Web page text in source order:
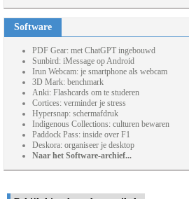
Software
PDF Gear: met ChatGPT ingebouwd
Sunbird: iMessage op Android
Irun Webcam: je smartphone als webcam
3D Mark: benchmark
Anki: Flashcards om te studeren
Cortices: verminder je stress
Hypersnap: schermafdruk
Indigenous Collections: culturen bewaren
Paddock Pass: inside over F1
Deskora: organiseer je desktop
Naar het Software-archief...